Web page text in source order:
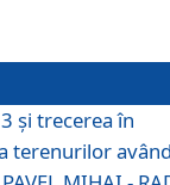
şi trecerea în
terenurilor